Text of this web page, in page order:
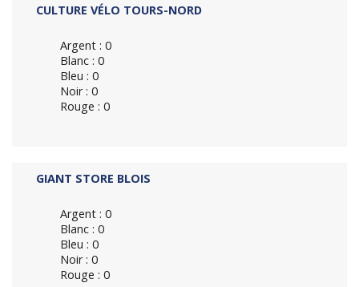
CULTURE VÉLO TOURS-NORD
Argent : 0
Blanc : 0
Bleu : 0
Noir : 0
Rouge : 0
GIANT STORE BLOIS
Argent : 0
Blanc : 0
Bleu : 0
Noir : 0
Rouge : 0